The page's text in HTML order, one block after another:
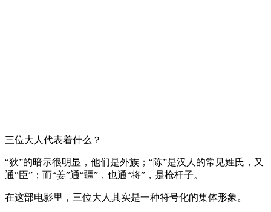
三位大人代表着什么？
“狄”的暗示很明显，他们是外族；“陈”是汉人的常见姓氏，又
通“臣”；而“姜”通“疆”，也通“将”，是枪杆子。
在这部电影里，三位大人其实是一种符号化的集体形象。